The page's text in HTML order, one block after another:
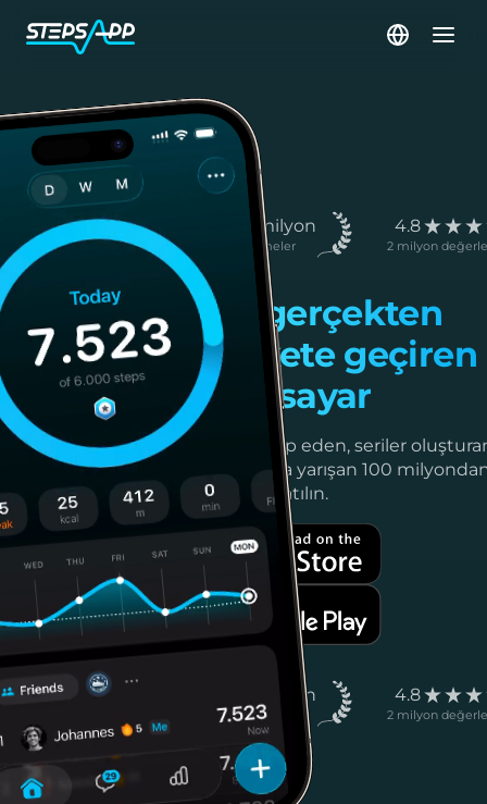
100+ milyon
İndirmeler
4.8
2 milyon
Seni gerçekten
harekete geçiren
adım sayar
Adımları takip eden, seriler
arkadaşlarıyla yarışan 100
fazla kişiye katılın.
100+ milyon
İndirmeler
4.8
2 milyon